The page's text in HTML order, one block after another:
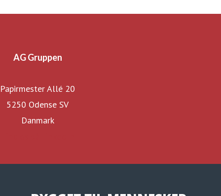
AG Gruppen
Papirmester Allé 20
5250 Odense SV
Danmark